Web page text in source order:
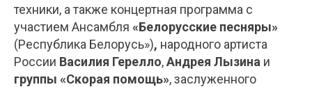
техники, а также концертная программа с
участием Ансамбля «Белорусские песняры»
(Республика Белорусь»), народного артиста
России Василия Герелло,Андрея Лызина и
группы «Скорая помощь», заслуженного